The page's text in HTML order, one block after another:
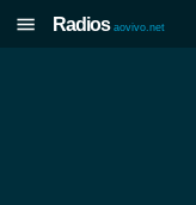
Radios aovivo.net